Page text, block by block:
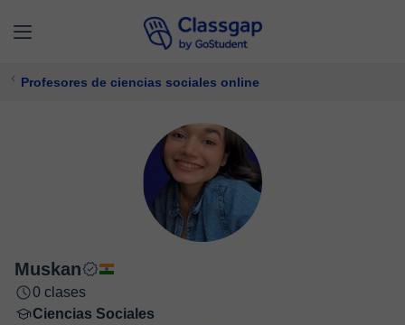
Profesores de ciencias sociales online
Muskan
0 clases
Ciencias Sociales